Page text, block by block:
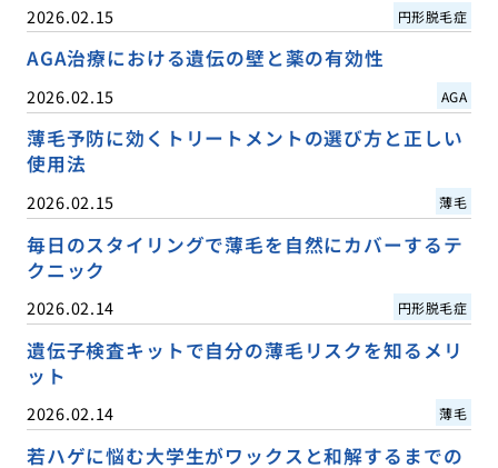
2026.02.15 円形脱毛症
AGA治療における遺伝の壁と薬の有効性
2026.02.15 AGA
薄毛予防に効くトリートメントの選び方と正しい
使用法
2026.02.15 薄毛
毎日のスタイリングで薄毛を自然にカバーするテ
クニック
2026.02.14 円形脱毛症
遺伝子検査キットで自分の薄毛リスクを知るメリ
ット
2026.02.14 薄毛
若ハゲに悩む大学生がワックスと和解するまでの